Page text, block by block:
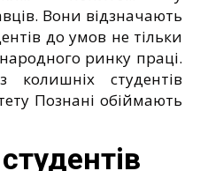
Вони відзначають
до умов не тільки
ринку праці.
студентів
Познані обіймають